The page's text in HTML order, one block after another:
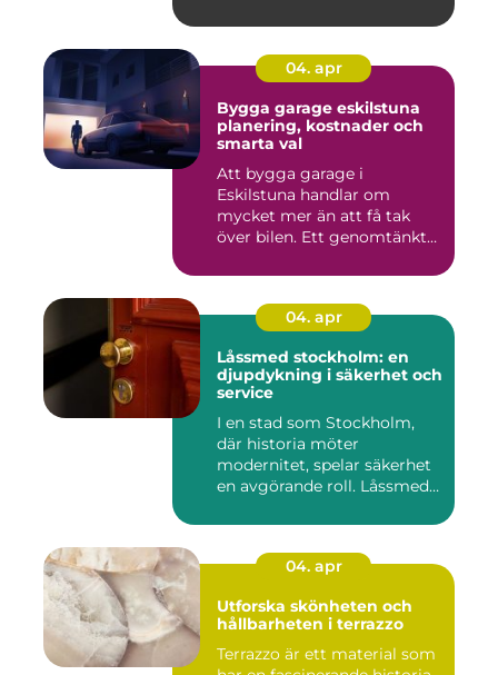
04. apr
Bygga garage eskilstuna
planering, kostnader och
smarta val
Att bygga garage i
Eskilstuna handlar om
mycket mer än att få tak
över bilen. Ett genomtänkt
04. apr
Låssmed stockholm: en
djupdykning i säkerhet och
service
I en stad som Stockholm,
där historia möter
modernitet, spelar säkerhet
en avgörande roll. Låssmed
04. apr
Utforska skönheten och
hållbarheten i terrazzo
Terrazzo är ett material som